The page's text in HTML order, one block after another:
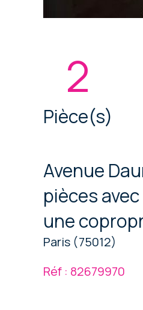
2
Pièce(s)
Avenue
pièces
une
Paris (75012)
Réf : 82679970